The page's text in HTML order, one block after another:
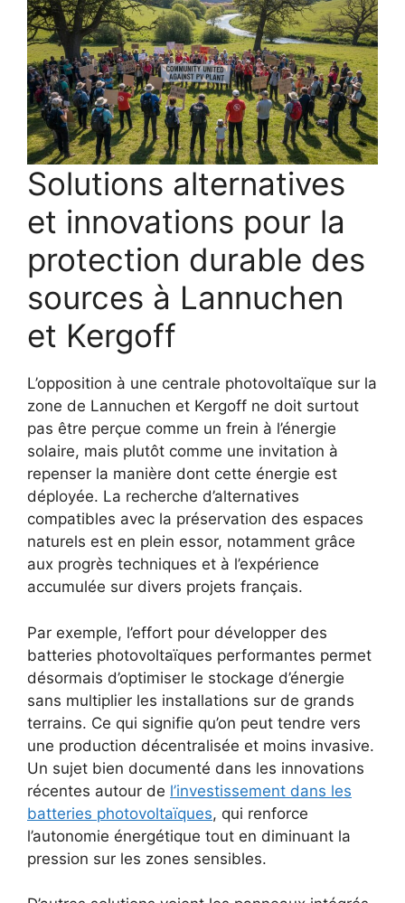
Solutions alternatives
et innovations pour la
protection durable des
sources à Lannuchen
et Kergoff
L’opposition à une centrale photovoltaïque sur la
zone de Lannuchen et Kergoff ne doit surtout
pas être perçue comme un frein à l’énergie
solaire, mais plutôt comme une invitation à
repenser la manière dont cette énergie est
déployée. La recherche d’alternatives
compatibles avec la préservation des espaces
naturels est en plein essor, notamment grâce
aux progrès techniques et à l’expérience
accumulée sur divers projets français.
Par exemple, l’effort pour développer des
batteries photovoltaïques performantes permet
désormais d’optimiser le stockage d’énergie
sans multiplier les installations sur de grands
terrains. Ce qui signifie qu’on peut tendre vers
une production décentralisée et moins invasive.
Un sujet bien documenté dans les innovations
récentes autour de l’investissement dans les
batteries photovoltaïques, qui renforce
l’autonomie énergétique tout en diminuant la
pression sur les zones sensibles.